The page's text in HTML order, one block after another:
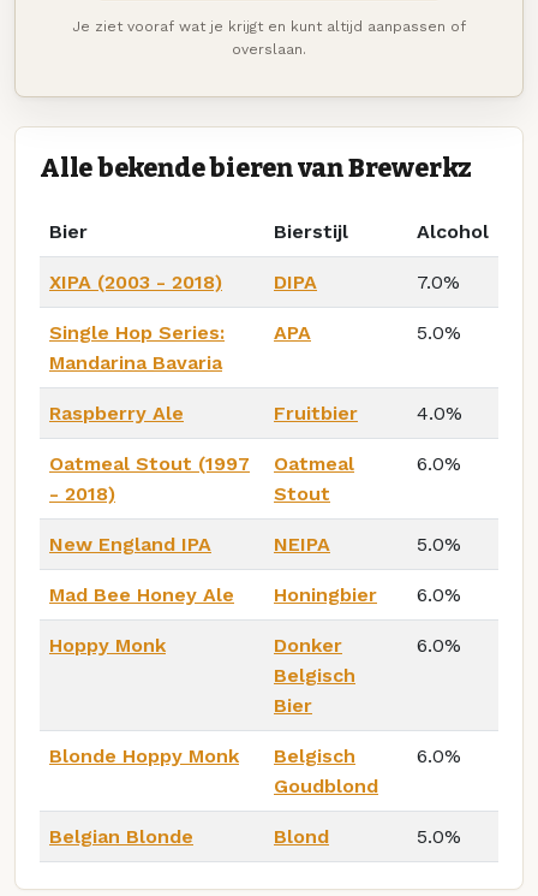
Je ziet vooraf wat je krijgt en kunt altijd aanpassen of
overslaan.
Alle bekende bieren van Brewerkz
Bier Bierstijl Alcohol
XIPA (2003 - 2018) DIPA 7.0%
Single Hop Series:
Mandarina Bavaria
APA 5.0%
Raspberry Ale Fruitbier 4.0%
Oatmeal Stout (1997
- 2018)
Oatmeal
Stout
6.0%
New England IPA NEIPA 5.0%
Mad Bee Honey Ale Honingbier 6.0%
Hoppy Monk
Donker
Belgisch
Bier
6.0%
Blonde Hoppy Monk
Belgisch
Goudblond
6.0%
Belgian Blonde Blond 5.0%